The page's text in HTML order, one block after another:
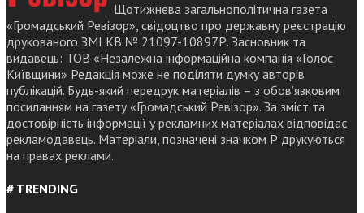
Щотижнева загальнополітична газета
«Громадський Ревізор», свідоцтво про державну реєстрацію
друкованого ЗМІ КВ № 21097-10897Р. Засновник та
видавець: ТОВ «Незалежна інформаційна компанія «Голос
Київщини» Редакція може не поділяти думку авторів
публікацій. Будь-який передрук матеріалів – з обов’язковим
посиланням на газету «Громадський Ревізор». За зміст та
достовірність інформації у рекламних матеріалах відповідає
рекламодавець. Матеріали, позначені значком Р друкуються
на правах реклами.
# TRENDING